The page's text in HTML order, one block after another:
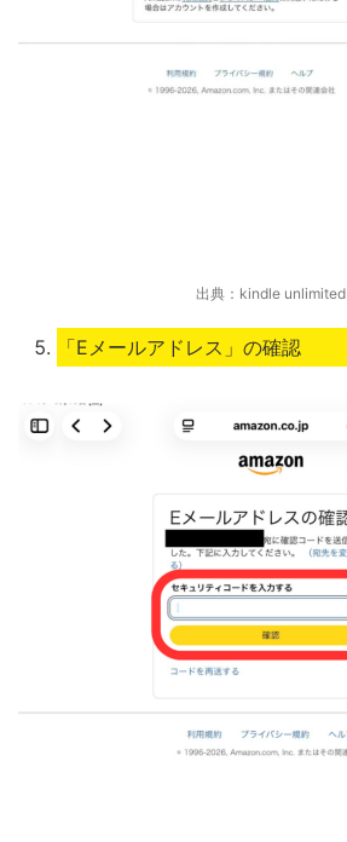
出典：kindle unlimited
「Eメールアドレス」の確認